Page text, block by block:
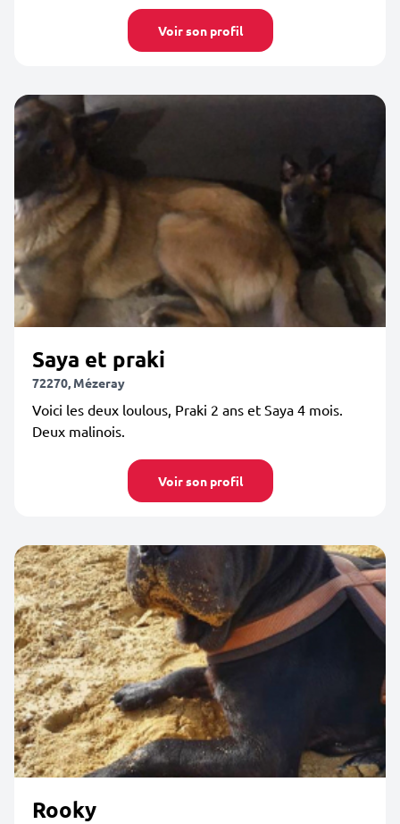
Voir son profil
Saya et praki
72270, Mézeray
Voici les deux loulous, Praki 2 ans et Saya 4 mois.
Deux malinois.
Voir son profil
Rooky